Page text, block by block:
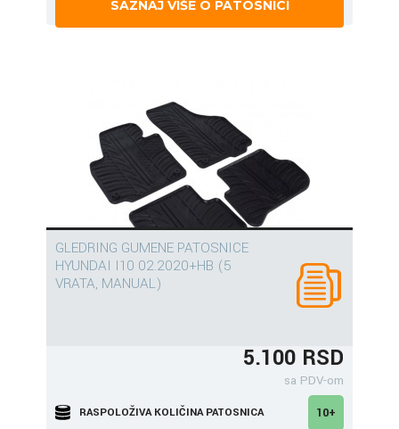
SAZNAJ VIŠE O PATOSNICI
GLEDRING GUMENE PATOSNICE
HYUNDAI I10 02.2020+HB (5
VRATA, MANUAL)
5.100 RSD
sa PDV-om
RASPOLOŽIVA KOLIČINA PATOSNICA 10+